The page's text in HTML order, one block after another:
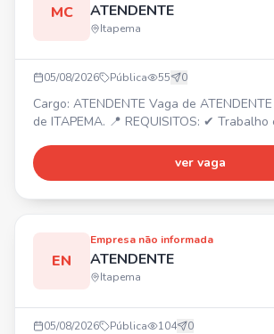
MC ATENDENTE
Itapema
05/08/2026 Pública 55 0
Cargo: ATENDENTE Vaga de ATENDENTE para a unidade
de ITAPEMA. 📍 REQUISITOS: ✔ Trabalho em equipe ✔
currículo por WhatsApp e faça parte do
ver vaga
EN
Empresa não informada
ATENDENTE
Itapema
05/08/2026 Pública 104 0